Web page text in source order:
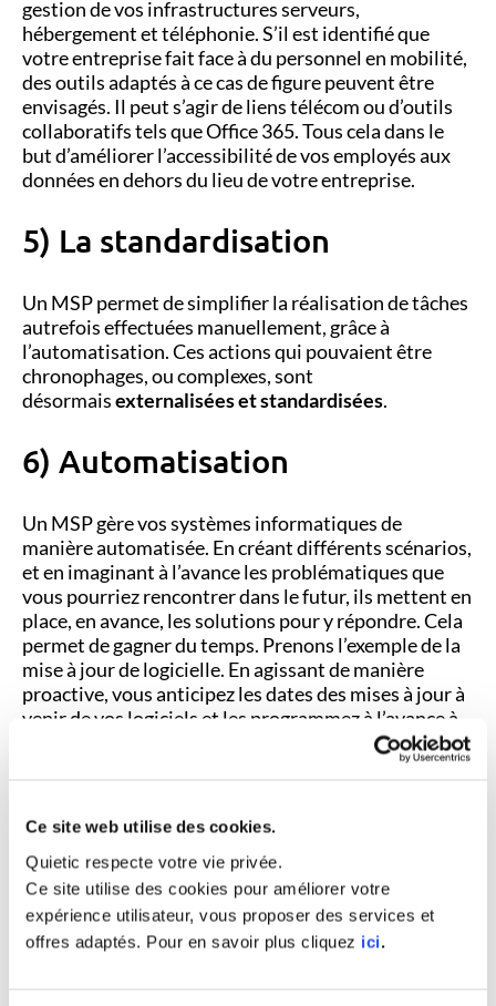
Ce site web utilise des cookies.
Quietic respecte votre vie privée.
Ce site utilise des cookies pour améliorer votre
expérience utilisateur, vous proposer des services et
offres adaptés. Pour en savoir plus cliquez ici.
gestion de vos infrastructures serveurs,
hébergement et téléphonie. S’il est identifié que
votre entreprise fait face à du personnel en mobilité,
des outils adaptés à ce cas de figure peuvent être
envisagés. Il peut s’agir de liens télécom ou d’outils
collaboratifs tels que Office 365. Tous cela dans le
but d’améliorer l’accessibilité de vos employés aux
données en dehors du lieu de votre entreprise.
5) La standardisation
Un MSP permet de simplifier la réalisation de tâches
autrefois effectuées manuellement, grâce à
l’automatisation. Ces actions qui pouvaient être
chronophages, ou complexes, sont
désormaisexternalisées et standardisées.
6) Automatisation
Un MSP gère vos systèmes informatiques de
manière automatisée. En créant différents scénarios,
et en imaginant à l’avance les problématiques que
vous pourriez rencontrer dans le futur, ils mettent en
place, en avance, les solutions pour y répondre. Cela
permet de gagner du temps. Prenons l’exemple de la
mise à jour de logicielle. En agissant de manière
proactive, vous anticipez les dates des mises à jour à
venir de vos logiciels et les programmez à l’avance à
un moment durant lequel vous ne travaillez pas. Cela
évite de perdre du temps inutilement et de toujours
7) Proactivité plutôt que de la
réactivité
Faire le choix dela proactivitéface à la réactivité est